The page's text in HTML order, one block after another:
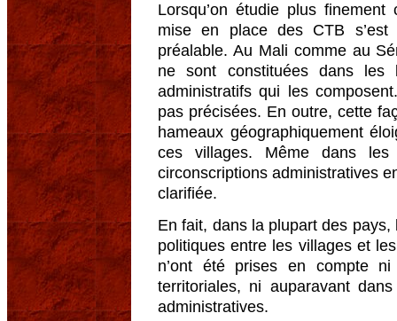
Lorsqu’on étudie plus
mise en place des CTB s’est
préalable. Au Mali comme au
ne sont constituées dans
administratifs qui les
pas précisées. En outre, cette
hameaux géographiquement
ces villages. Même dans
circonscriptions administratives
clarifiée.
En fait, dans la plupart des
politiques entre les villages et
n’ont été prises en compte
territoriales, ni auparavant
administratives.